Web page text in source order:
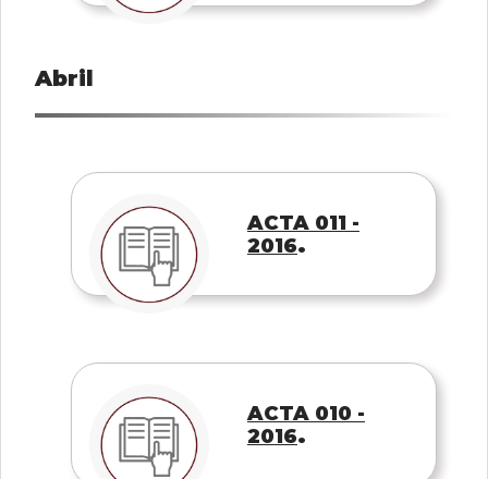
Abril
ACTA 011 -
2016.
ACTA 010 -
2016.